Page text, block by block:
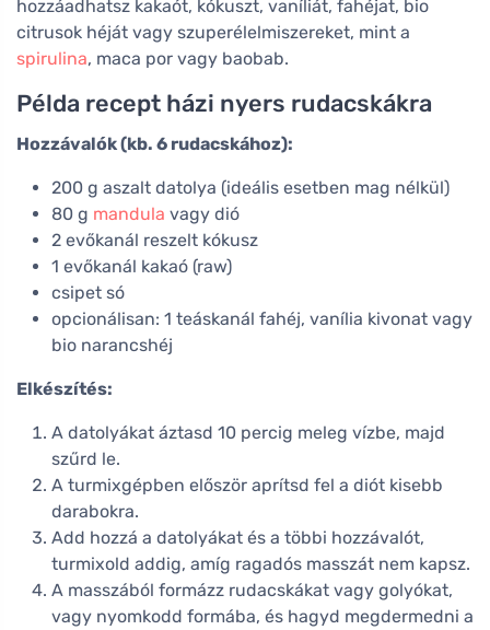
hozzáadhatsz kakaót, kókuszt, vaníliát, fahéjat, bio
citrusok héját vagy szuperélelmiszereket, mint a
spirulina, maca por vagy baobab.
Példa recept házi nyers rudacskákra
Hozzávalók (kb. 6 rudacskához):
200 g aszalt datolya (ideális esetben mag nélkül)
80 g mandula vagy dió
2 evőkanál reszelt kókusz
1 evőkanál kakaó (raw)
csipet só
opcionálisan: 1 teáskanál fahéj, vanília kivonat vagy
bio narancshéj
Elkészítés:
A datolyákat áztasd 10 percig meleg vízbe, majd
szűrd le.
A turmixgépben először aprítsd fel a diót kisebb
darabokra.
Add hozzá a datolyákat és a többi hozzávalót,
turmixold addig, amíg ragadós masszát nem kapsz.
A masszából formázz rudacskákat vagy golyókat,
vagy nyomkodd formába, és hagyd megdermedni a